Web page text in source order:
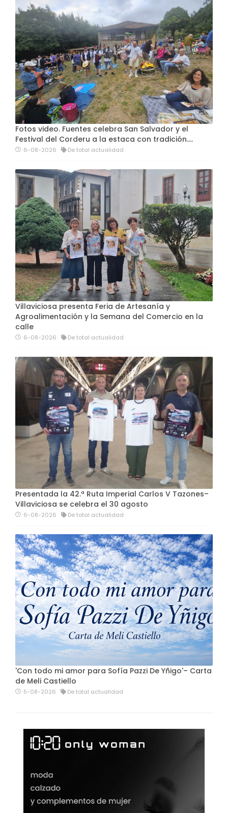
Fotos video. Fuentes celebra San Salvador y el
Festival del Corderu a la estaca con tradición....
6-08-2026 De total actualidad
Villaviciosa presenta Feria de Artesanía y
Agroalimentación y la Semana del Comercio en la
calle
6-08-2026 De total actualidad
Presentada la 42.ª Ruta Imperial Carlos V Tazones–
Villaviciosa se celebra el 30 agosto
6-08-2026 De total actualidad
'Con todo mi amor para Sofía Pazzi De Yñigo'– Carta
de Meli Castiello
5-08-2026 De total actualidad